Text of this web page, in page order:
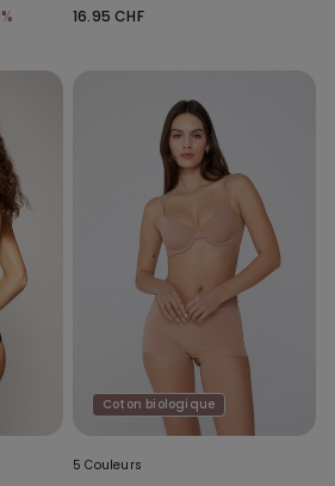
16.95 CHF
Coton biologique
5 Couleurs